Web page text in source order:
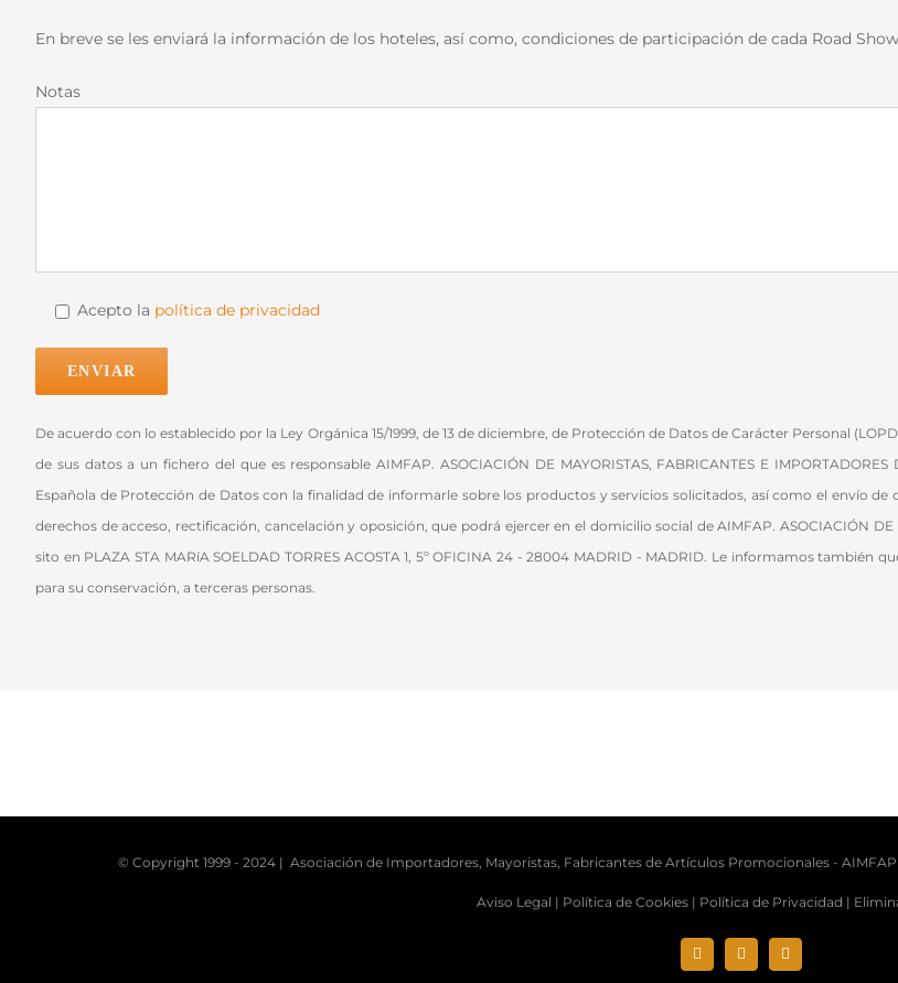
En breve se les enviará la información de los hoteles, así como, condiciones de participación de cada Road
Notas
Acepto la política de privacidad
De acuerdo con lo establecido por la Ley Orgánica 15/1999, de 13 de diciembre, de Protección de Datos de Carácter Personal
de sus datos a un fichero del que es responsable AIMFAP. ASOCIACIÓN DE MAYORISTAS, FABRICANTES E
Española de Protección de Datos con la finalidad de informarle sobre los productos y servicios solicitados, así como el envío
derechos de acceso, rectificación, cancelación y oposición, que podrá ejercer en el domicilio social de AIMFAP. ASOCIACIÓN DE
sito en PLAZA STA MARíA SOELDAD TORRES ACOSTA 1, 5º OFICINA 24 - 28004 MADRID - MADRID. Le informamos
para su conservación, a terceras personas.
© Copyright 1999 - 2024 | Asociación de Importadores, Mayoristas, Fabricantes de Artículos Promocionales - AIMFAP
Aviso Legal | Política de Cookies | Política de Privacidad |
Instagram
X LinkedIn